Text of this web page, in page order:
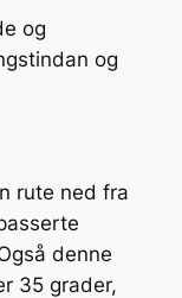
og
og
rute ned fra
denne
35 grader,